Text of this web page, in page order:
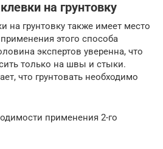
на грунтовку
на грунтовку также имеет место
этого способа
экспертов уверенна, что
только на швы и стыки.
что грунтовать необходимо
применения 2-го